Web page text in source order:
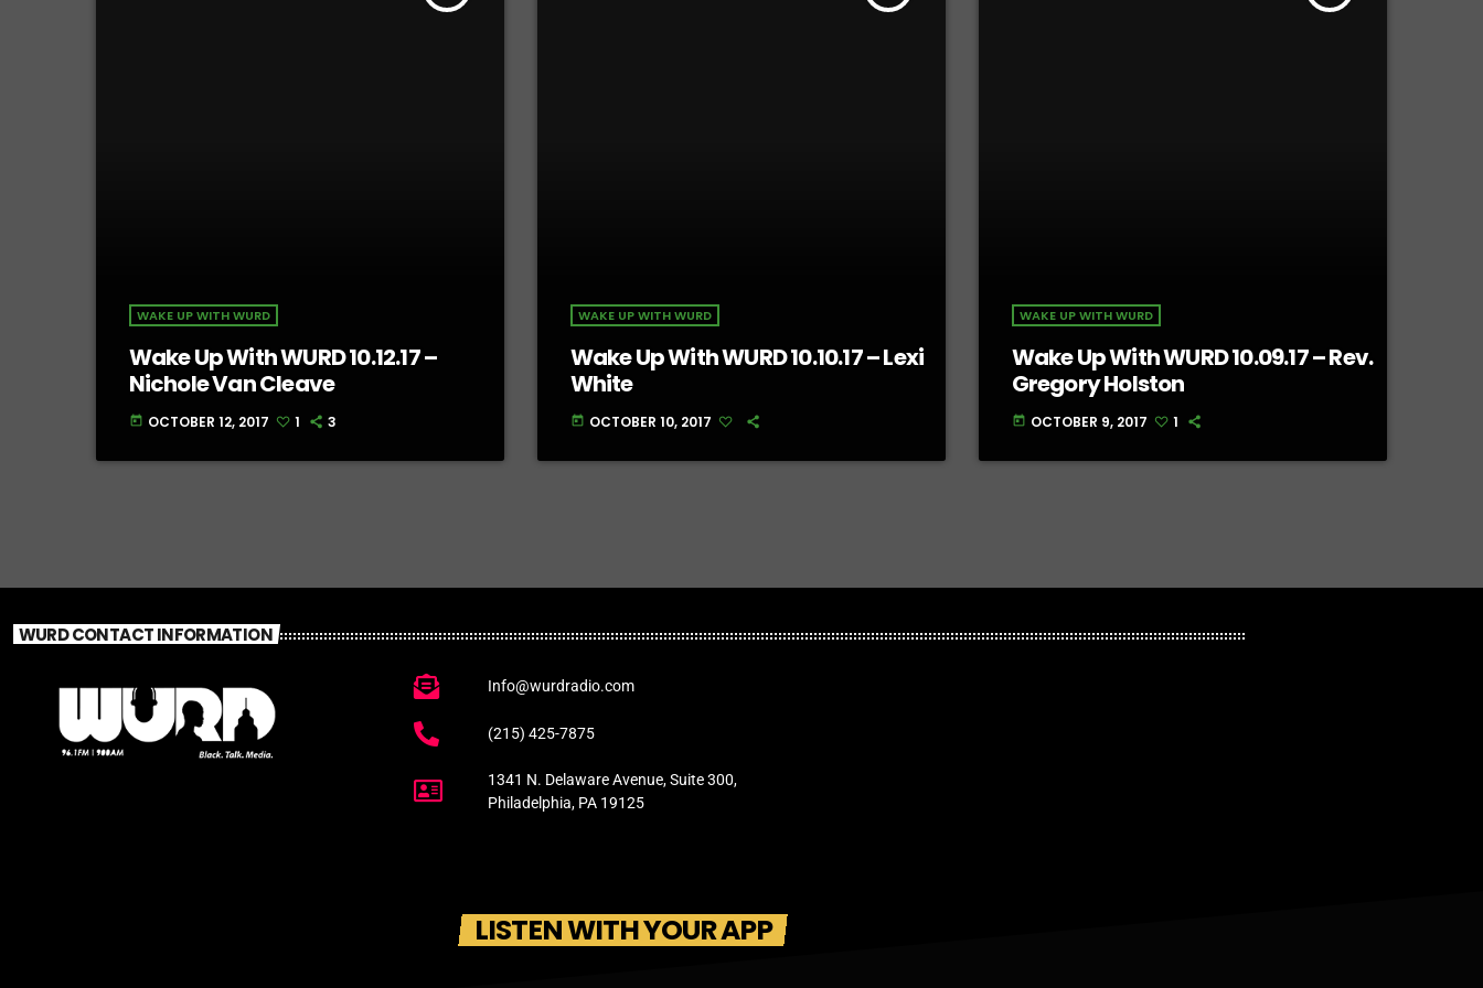
WAKE UP WITH WURD
Wake Up With WURD 10.12.17 –
Nichole Van Cleave
today OCTOBER 12, 2017 1 3
WAKE UP WITH WURD
Wake Up With WURD 10.10.17 – Lexi
White
today OCTOBER 10, 2017
WAKE UP WITH WURD
Wake Up With WURD 10.09.17 – Rev.
Gregory Holston
today OCTOBER 9, 2017 1
WURD CONTACT INFORMATION
Info@wurdradio.com
(215) 425-7875
1341 N. Delaware Avenue, Suite 300,
Philadelphia, PA 19125
LISTEN WITH YOUR APP